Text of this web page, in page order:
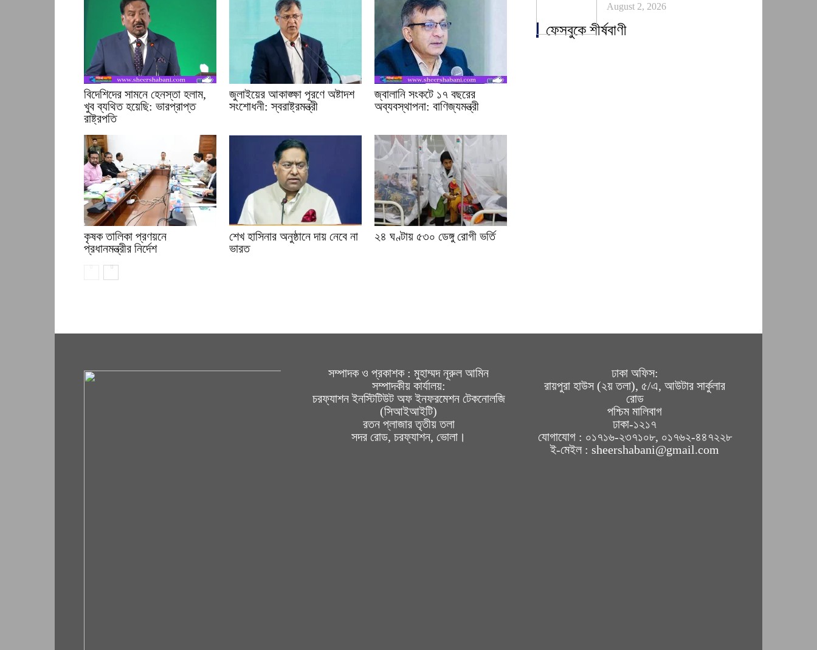
বিদেশিদের সামনে হেনস্তা হলাম,
খুব ব্যথিত হয়েছি: ভারপ্রাপ্ত
রাষ্ট্রপতি
জুলাইয়ের আকাঙ্ক্ষা পূরণে অষ্টাদশ
সংশোধনী: স্বরাষ্ট্রমন্ত্রী
জ্বালানি সংকটে ১৭ বছরের
অব্যবস্থাপনা: বাণিজ্যমন্ত্রী
কৃষক তালিকা প্রণয়নে
প্রধানমন্ত্রীর নির্দেশ
শেখ হাসিনার অনুষ্ঠানে দায় নেবে না
ভারত
২৪ ঘণ্টায় ৫৩০ ডেঙ্গু রোগী ভর্তি
August 2, 2026
ফেসবুকে শীর্ষবাণী
সম্পাদক ও প্রকাশক : মুহাম্মদ নূরুল আমিন
সম্পাদকীয় কার্যালয়:
চরফ্যাশন ইনস্টিটিউট অফ ইনফরমেশন টেকনোলজি
(সিআইআইটি)
রতন প্লাজার তৃতীয় তলা
সদর রোড, চরফ্যাশন, ভোলা।
ঢাকা অফিস:
রায়পুরা হাউস (২য় তলা), ৫/এ, আউটার সার্কুলার
রোড
পশ্চিম মালিবাগ
ঢাকা-১২১৭
যোগাযোগ : ০১৭১৬-২৩৭১০৮, ০১৭৬২-৪৪৭২২৮
ই-মেইল : sheershabani@gmail.com